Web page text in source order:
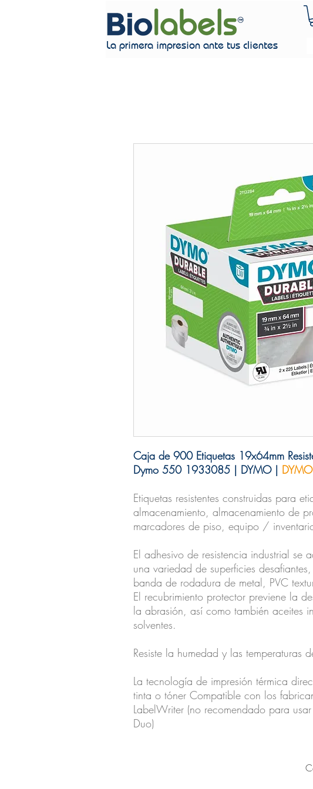
La primera impresion ante tus clientes
Caja de 900 Etiquetas 19x64mm
Dymo 550 1933085 | DYMO | DYMO
Etiquetas resistentes construidas para
almacenamiento, almacenamiento de
marcadores de piso, equipo /
El adhesivo de resistencia industrial se
una variedad de superficies
banda de rodadura de metal, PVC
El recubrimiento protector previene la
la abrasión, así como también aceites
solventes.
Resiste la humedad y las temperaturas
La tecnología de impresión térmica
tinta o tóner Compatible con los
LabelWriter (no recomendado para
Duo)